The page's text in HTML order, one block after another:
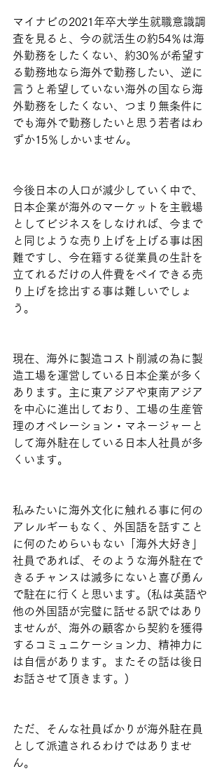
マイナビの2021年卒大学生就職意識調
査を見ると、今の就活生の約54％は海
外勤務をしたくない、約30％が希望す
る勤務地なら海外で勤務したい、逆に
言うと希望していない海外の国なら海
外勤務をしたくない、つまり無条件に
でも海外で勤務したいと思う若者はわ
ずか15％しかいません。
今後日本の人口が減少していく中で、
日本企業が海外のマーケットを主戦場
としてビジネスをしなければ、今まで
と同じような売り上げを上げる事は困
難ですし、今在籍する従業員の生計を
立てれるだけの人件費をペイできる売
り上げを捻出する事は難しいでしょ
う。
現在、海外に製造コスト削減の為に製
造工場を運営している日本企業が多く
あります。主に東アジアや東南アジア
を中心に進出しており、工場の生産管
理のオペレーション・マネージャーと
して海外駐在している日本人社員が多
くいます。
私みたいに海外文化に触れる事に何の
アレルギーもなく、外国語を話すこと
に何のためらいもない「海外大好き」
社員であれば、そのような海外駐在で
きるチャンスは滅多にないと喜び勇ん
で駐在に行くと思います。(私は英語や
他の外国語が完璧に話せる訳ではあり
ませんが、海外の顧客から契約を獲得
するコミュニケーション力、精神力に
は自信があります。またその話は後日
お話させて頂きます。)
ただ、そんな社員ばかりが海外駐在員
として派遣されるわけではありませ
ん。